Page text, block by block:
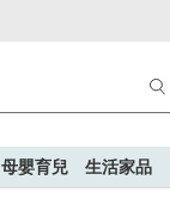
母嬰育兒 生活家品